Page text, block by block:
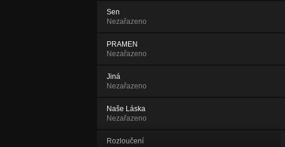
Sen
Nezařazeno
PRAMEN
Nezařazeno
Jiná
Nezařazeno
Naše Láska
Nezařazeno
Rozloučení